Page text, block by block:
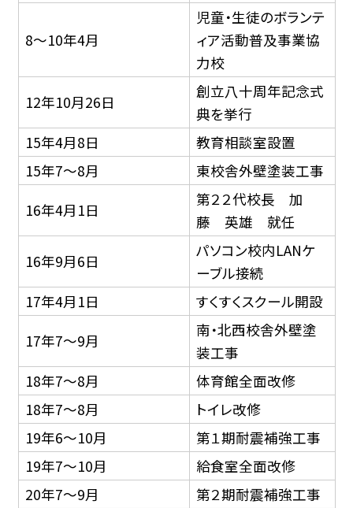
8〜10年4月
児童・生徒のボランテ
ィア活動普及事業協
力校
12年10月26日
創立八十周年記念式
典を挙行
15年4月8日
教育相談室設置
15年7〜8月
東校舎外壁塗装工事
16年4月1日
第２２代校長 加
藤 英雄 就任
16年9月6日
パソコン校内LANケ
ーブル接続
17年4月1日
すくすくスクール開設
17年7〜9月
南・北西校舎外壁塗
装工事
18年7〜8月
体育館全面改修
18年7〜8月
トイレ改修
19年6〜10月
第１期耐震補強工事
19年7〜10月
給食室全面改修
20年7〜9月
第２期耐震補強工事